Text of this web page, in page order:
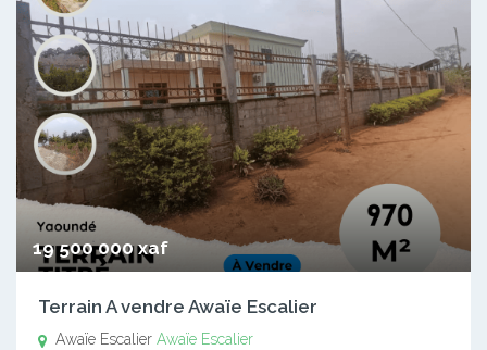
19 500 000 xaf
Terrain A vendre Awaïe Escalier
Awaïe Escalier Awaïe Escalier